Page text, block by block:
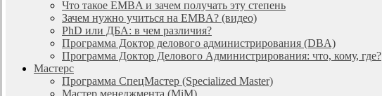
Что такое EMBA и зачем получать эту степень
Зачем нужно учиться на EMBA? (видео)
PhD или ДБА: в чем различия?
Программа Доктор делового администрирования (DBА)
Программа Доктор Делового Администрирования: что, кому, где?
Мастерс
Программа СпецМастер (Specialized Master)